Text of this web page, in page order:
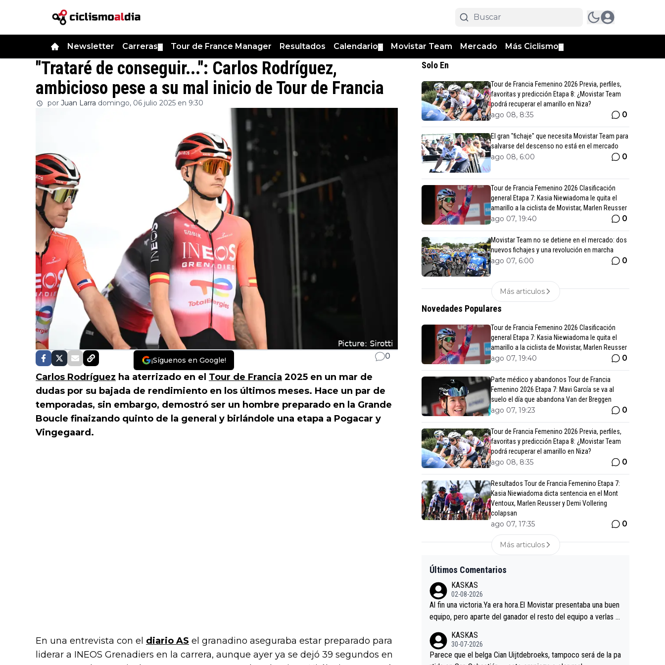
Newsletter Carreras Tour de France Manager Resultados Calendario Movistar Team Mercado Más Ciclismo
"Trataré de conseguir...": Carlos Rodríguez,
ambicioso pese a su mal inicio de Tour de Francia
por Juan Larra domingo, 06 julio 2025 en 9:30
¡Síguenos en Google! 0
Carlos Rodríguez ha aterrizado en el Tour de Francia 2025 en un mar de
dudas por su bajada de rendimiento en los últimos meses. Hace un par de
temporadas, sin embargo, demostró ser un hombre preparado en la Grande
Boucle finaizando quinto de la general y birlándole una etapa a Pogacar y
Vingegaard.
En una entrevista con el diario AS el granadino aseguraba estar preparado para
liderar a INEOS Grenadiers en la carrera, aunque ayer ya se dejó 39 segundos en
Solo En
Tour de Francia Femenino 2026 Previa, perfiles,
favoritas y predicción Etapa 8: ¿Movistar Team
podrá recuperar el amarillo en Niza?
ago 08, 8:35 0
El gran "fichaje" que necesita Movistar Team para
salvarse del descenso no está en el mercado
ago 08, 6:00 0
Tour de Francia Femenino 2026 Clasificación
general Etapa 7: Kasia Niewiadoma le quita el
amarillo a la ciclista de Movistar, Marlen Reusser
ago 07, 19:40 0
Movistar Team no se detiene en el mercado: dos
nuevos fichajes y una revolución en marcha
ago 07, 6:00 0
Más articulos
Novedades Populares
Tour de Francia Femenino 2026 Clasificación
general Etapa 7: Kasia Niewiadoma le quita el
amarillo a la ciclista de Movistar, Marlen Reusser
ago 07, 19:40 0
Parte médico y abandonos Tour de Francia
Femenino 2026 Etapa 7: Mavi García se va al
suelo el día que abandona Van der Breggen
ago 07, 19:23 0
Tour de Francia Femenino 2026 Previa, perfiles,
favoritas y predicción Etapa 8: ¿Movistar Team
podrá recuperar el amarillo en Niza?
ago 08, 8:35 0
Resultados Tour de Francia Femenino Etapa 7:
Kasia Niewiadoma dicta sentencia en el Mont
Ventoux, Marlen Reusser y Demi Vollering
colapsan
ago 07, 17:35 0
Más articulos
Últimos Comentarios
KASKAS
02-08-2026
Al fin una victoria.Ya era hora.El Movistar presentaba una buen
equipo, pero aparte del ganador el resto del equipo a verlas v
es.La única buena noticia es la mejoría de Enric Más en San S
ebastian.Si en la Vuelta a Burgos sigue la mejoría, podríamos t
KASKAS
30-07-2026
Parece que el belga Cian Uijtdebroeks, tampoco será de la pa